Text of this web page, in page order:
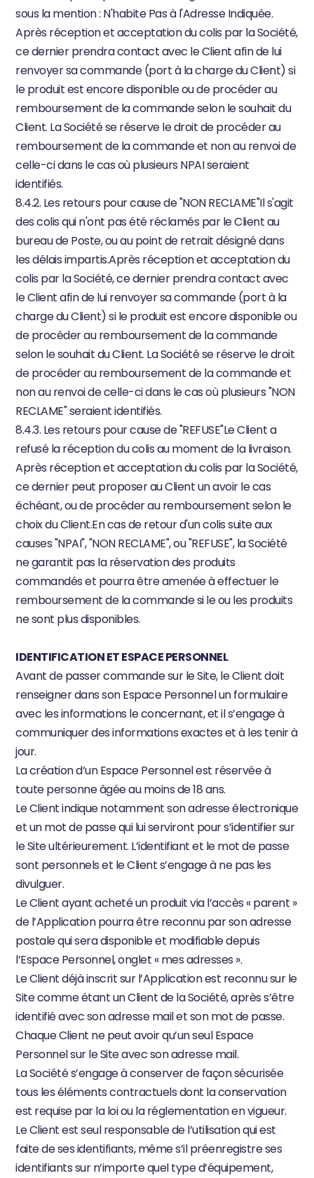
sous la mention : N'habite Pas à l'Adresse Indiquée.
Après réception et acceptation du colis par la Société,
ce dernier prendra contact avec le Client afin de lui
renvoyer sa commande (port à la charge du Client) si
le produit est encore disponible ou de procéder au
remboursement de la commande selon le souhait du
Client. La Société se réserve le droit de procéder au
remboursement de la commande et non au renvoi de
celle-ci dans le cas où plusieurs NPAI seraient
identifiés.
8.4.2. Les retours pour cause de "NON RECLAME"Il s'agit
des colis qui n'ont pas été réclamés par le Client au
bureau de Poste, ou au point de retrait désigné dans
les délais impartis.Après réception et acceptation du
colis par la Société, ce dernier prendra contact avec
le Client afin de lui renvoyer sa commande (port à la
charge du Client) si le produit est encore disponible ou
de procéder au remboursement de la commande
selon le souhait du Client. La Société se réserve le droit
de procéder au remboursement de la commande et
non au renvoi de celle-ci dans le cas où plusieurs "NON
RECLAME" seraient identifiés.
8.4.3. Les retours pour cause de "REFUSE"Le Client a
refusé la réception du colis au moment de la livraison.
Après réception et acceptation du colis par la Société,
ce dernier peut proposer au Client un avoir le cas
échéant, ou de procéder au remboursement selon le
choix du Client.En cas de retour d'un colis suite aux
causes "NPAI", "NON RECLAME", ou "REFUSE", la Société
ne garantit pas la réservation des produits
commandés et pourra être amenée à effectuer le
remboursement de la commande si le ou les produits
ne sont plus disponibles.
IDENTIFICATION ET ESPACE PERSONNEL
Avant de passer commande sur le Site, le Client doit
renseigner dans son Espace Personnel un formulaire
avec les informations le concernant, et il s’engage à
communiquer des informations exactes et à les tenir à
jour.
La création d’un Espace Personnel est réservée à
toute personne âgée au moins de 18 ans.
Le Client indique notamment son adresse électronique
et un mot de passe qui lui serviront pour s’identifier sur
le Site ultérieurement. L’identifiant et le mot de passe
sont personnels et le Client s’engage à ne pas les
divulguer.
Le Client ayant acheté un produit via l’accès « parent »
de l’Application pourra être reconnu par son adresse
postale qui sera disponible et modifiable depuis
l’Espace Personnel, onglet « mes adresses ».
Le Client déjà inscrit sur l’Application est reconnu sur le
Site comme étant un Client de la Société, après s’être
identifié avec son adresse mail et son mot de passe.
Chaque Client ne peut avoir qu’un seul Espace
Personnel sur le Site avec son adresse mail.
La Société s’engage à conserver de façon sécurisée
tous les éléments contractuels dont la conservation
est requise par la loi ou la réglementation en vigueur.
Le Client est seul responsable de l’utilisation qui est
faite de ses identifiants, même s’il préenregistre ses
identifiants sur n’importe quel type d’équipement,